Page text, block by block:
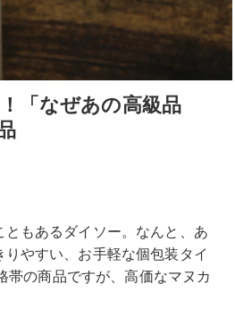
「なぜあの高級品
もあるダイソー。なんと、あ
やすい、お手軽な個包装タイ
の商品ですが、高価なマヌカ